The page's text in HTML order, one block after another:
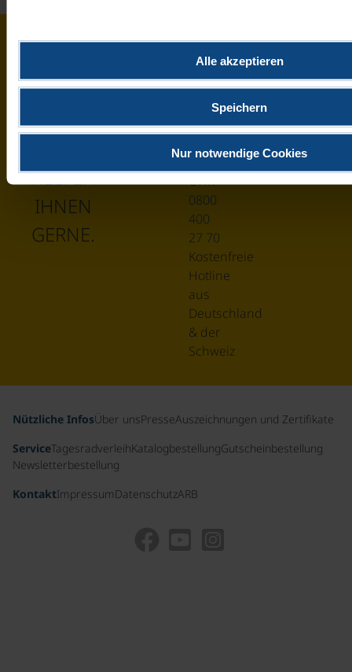
Alle akzeptieren
Speichern
Nur notwendige Cookies
HABEN SIE
HELFEN
IHNEN
GERNE.
732
2080
4900
MO-
17
UHR
0800
400
27 70
Kostenfreie
Hotline
aus
Deutschland
& der
Schweiz
ZUM
Nützliche InfosÜber unsPresseAuszeichnungen und Zertifikate
ServiceTagesradverleihKatalogbestellungGutscheinbestellung
Newsletterbestellung
KontaktImpressumDatenschutzARB